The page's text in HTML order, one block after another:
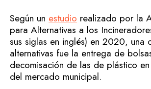
Según un estudio realizado por la
para Alternativas a los
sus siglas en inglés) en 2020, una
alternativas fue la entrega de
decomisación de las de plástico
del mercado municipal.